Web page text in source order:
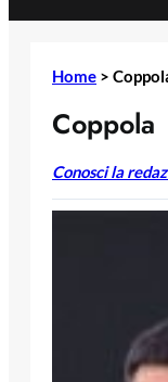
Home >
Coppola
Conosci la